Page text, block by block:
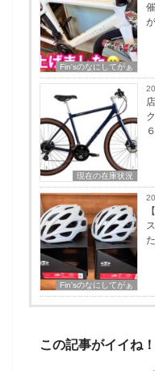
Fin'sのなにしてがぁ
現在の在庫状況
Fin'sのなにしてがぁ
この記事がイイね